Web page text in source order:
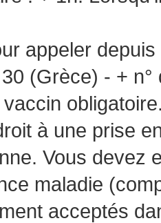
appeler
(Grèce) - +
à une prise
Vous devez
maladie
acceptés